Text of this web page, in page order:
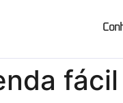
fácil